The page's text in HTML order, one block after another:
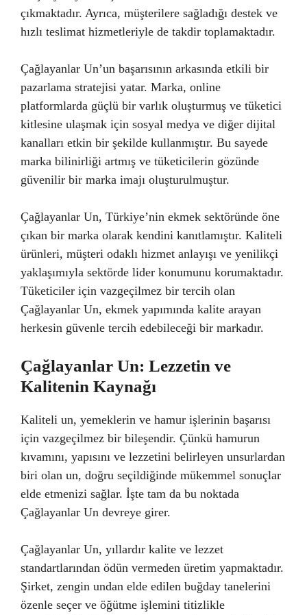
çıkmaktadır. Ayrıca, müşterilere sağladığı destek ve
hızlı teslimat hizmetleriyle de takdir toplamaktadır.
Çağlayanlar Un’un başarısının arkasında etkili bir
pazarlama stratejisi yatar. Marka, online
platformlarda güçlü bir varlık oluşturmuş ve tüketici
kitlesine ulaşmak için sosyal medya ve diğer dijital
kanalları etkin bir şekilde kullanmıştır. Bu sayede
marka bilinirliği artmış ve tüketicilerin gözünde
güvenilir bir marka imajı oluşturulmuştur.
Çağlayanlar Un, Türkiye’nin ekmek sektöründe öne
çıkan bir marka olarak kendini kanıtlamıştır. Kaliteli
ürünleri, müşteri odaklı hizmet anlayışı ve yenilikçi
yaklaşımıyla sektörde lider konumunu korumaktadır.
Tüketiciler için vazgeçilmez bir tercih olan
Çağlayanlar Un, ekmek yapımında kalite arayan
herkesin güvenle tercih edebileceği bir markadır.
Çağlayanlar Un: Lezzetin ve
Kalitenin Kaynağı
Kaliteli un, yemeklerin ve hamur işlerinin başarısı
için vazgeçilmez bir bileşendir. Çünkü hamurun
kıvamını, yapısını ve lezzetini belirleyen unsurlardan
biri olan un, doğru seçildiğinde mükemmel sonuçlar
elde etmenizi sağlar. İşte tam da bu noktada
Çağlayanlar Un devreye girer.
Çağlayanlar Un, yıllardır kalite ve lezzet
standartlarından ödün vermeden üretim yapmaktadır.
Şirket, zengin undan elde edilen buğday tanelerini
özenle seçer ve öğütme işlemini titizlikle